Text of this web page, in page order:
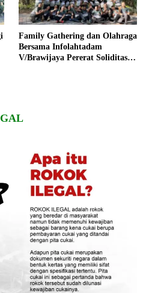
Family Gathering dan Olahraga
Bersama Infolahtadam
V/Brawijaya Pererat Soliditas